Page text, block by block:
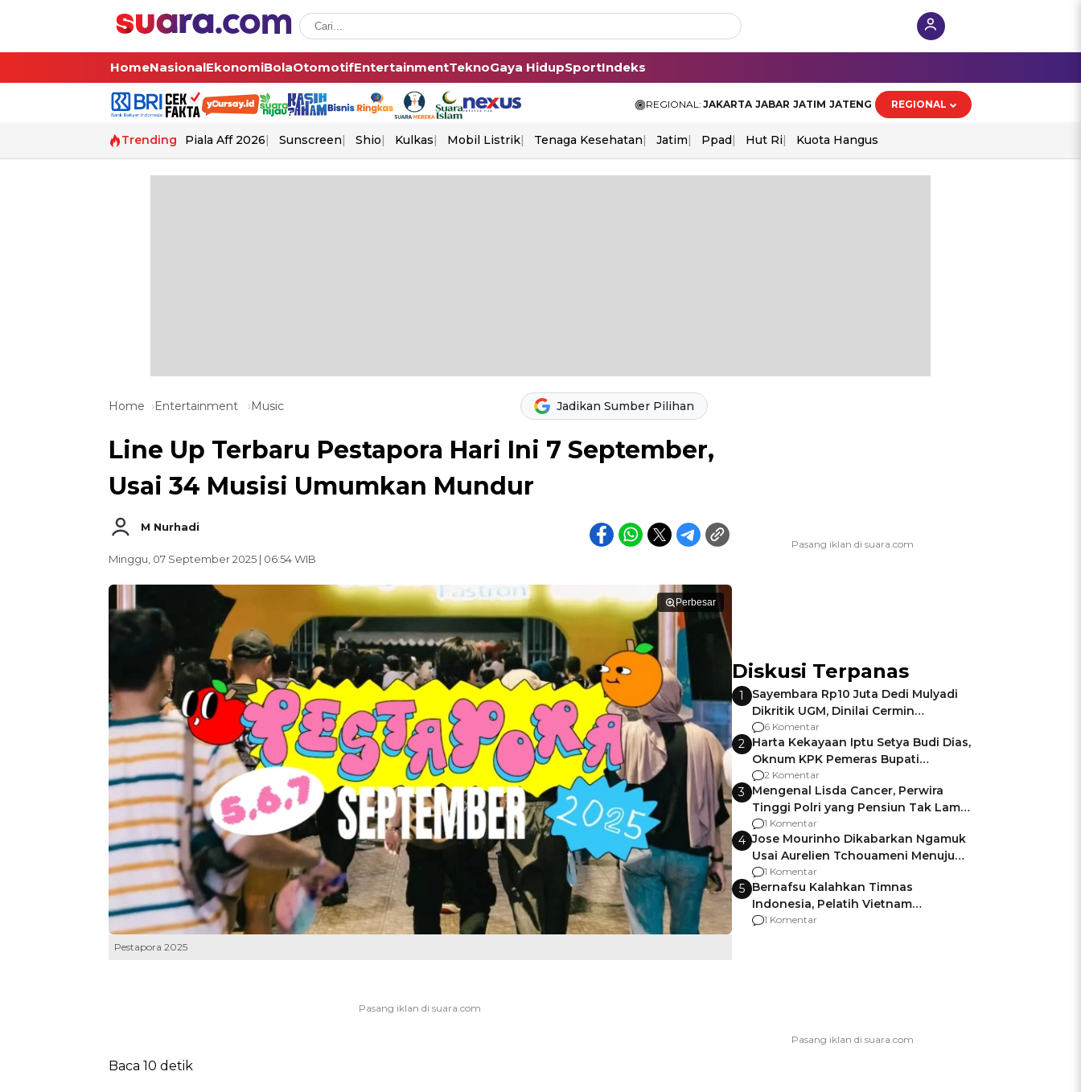
HomeNasionalEkonomiBolaOtomotifEntertainmentTeknoGaya HidupSportIndeks
REGIONAL: JAKARTA JABAR JATIM JATENG REGIONAL
Trending Piala Aff 2026 Sunscreen Shio Kulkas Mobil Listrik Tenaga Kesehatan Jatim Ppad Hut Ri Kuota Hangus
Home Entertainment Music Jadikan Sumber Pilihan
Line Up Terbaru Pestapora Hari Ini 7 September,
Usai 34 Musisi Umumkan Mundur
M Nurhadi
Minggu, 07 September 2025 | 06:54 WIB
Perbesar
Pestapora 2025
Baca 10 detik
Diskusi Terpanas
1
Sayembara Rp10 Juta Dedi Mulyadi
Dikritik UGM, Dinilai Cermin
Gagalnya Negara Jamin Keamanan
6 Komentar
2 Harta Kekayaan Iptu Setya Budi Dias,
Oknum KPK Pemeras Bupati
Pemalang
2 Komentar
3 Mengenal Lisda Cancer, Perwira
Tinggi Polri yang Pensiun Tak Lama
Usai Jadi Brigjen
1 Komentar
4 Jose Mourinho Dikabarkan Ngamuk
Usai Aurelien Tchouameni Menuju
Manchester United
1 Komentar
5 Bernafsu Kalahkan Timnas
Indonesia, Pelatih Vietnam
Berencana Pakai Jimat di Pakansari
1 Komentar